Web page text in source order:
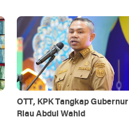
OTT, KPK Tangkap Gubernur
Riau Abdul Wahid